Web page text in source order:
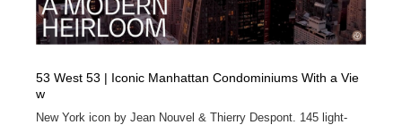
53 West 53 | Iconic Manhattan Condominiums With a Vie
w
New York icon by Jean Nouvel & Thierry Despont. 145 light-